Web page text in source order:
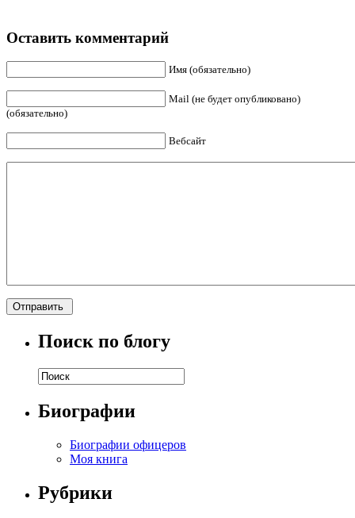
Оставить комментарий
Имя (обязательно)
Mail (не будет опубликовано)
(обязательно)
Вебсайт
Поиск по блогу
Биографии
Биографии офицеров
Моя книга
Рубрики